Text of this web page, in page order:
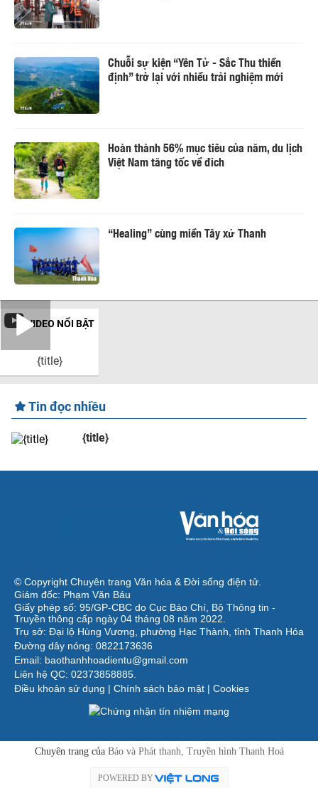
Chuỗi sự kiện “Yên Tử - Sắc Thu thiền
định” trở lại với nhiều trải nghiệm mới
Hoàn thành 56% mục tiêu của năm, du lịch
Việt Nam tăng tốc về đích
“Healing” cùng miền Tây xứ Thanh
VIDEO NỔI BẬT
{title}
Tin đọc nhiều
{title}
© Copyright Chuyên trang Văn hóa & Đời sống điện tử.
Giám đốc: Phạm Văn Báu
Giấy phép số: 95/GP-CBC do Cục Báo Chí, Bộ Thông tin -
Truyền thông cấp ngày 04 tháng 08 năm 2022.
Trụ sở: Đại lộ Hùng Vương, phường Hạc Thành, tỉnh Thanh Hóa
Đường dây nóng: 0822173636
Email: baothanhhoadientu@gmail.com
Liên hệ QC: 02373858885.
Điều khoản sử dụng | Chính sách bảo mật | Cookies
Chuyên trang của Báo và Phát thanh, Truyền hình Thanh Hoá
POWERED BY